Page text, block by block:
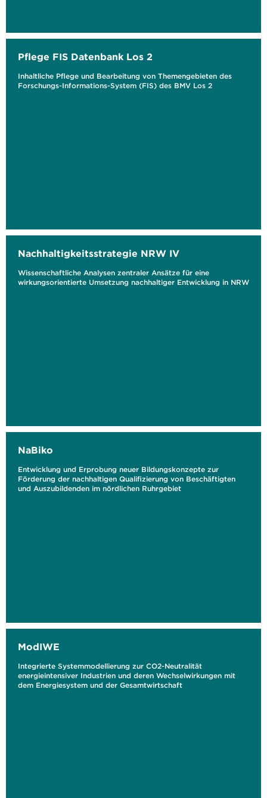
Pflege FIS Datenbank Los 2
Inhaltliche Pflege und Bearbeitung von Themengebieten des
Forschungs-Informations-System (FIS) des BMV Los 2
Nachhaltigkeitsstrategie NRW IV
Wissenschaftliche Analysen zentraler Ansätze für eine
wirkungsorientierte Umsetzung nachhaltiger Entwicklung in NRW
NaBiko
Entwicklung und Erprobung neuer Bildungskonzepte zur
Förderung der nachhaltigen Qualifizierung von Beschäftigten
und Auszubildenden im nördlichen Ruhrgebiet
ModIWE
Integrierte Systemmodellierung zur CO2-Neutralität
energieintensiver Industrien und deren Wechselwirkungen mit
dem Energiesystem und der Gesamtwirtschaft